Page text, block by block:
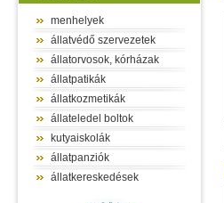
menhelyek
állatvédő szervezetek
állatorvosok, kórházak
állatpatikák
állatkozmetikák
állateledel boltok
kutyaiskolák
állatpanziók
állatkereskedések